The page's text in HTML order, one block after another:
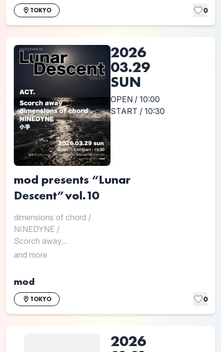
TOKYO 0
2026
03.29
SUN
OPEN / 10:00
START / 10:30
mod presents “Lunar
Descent”vol.10
dimensions of chord /
NINEDYNE /
Scorch away...
and more
mod
TOKYO 0
2026